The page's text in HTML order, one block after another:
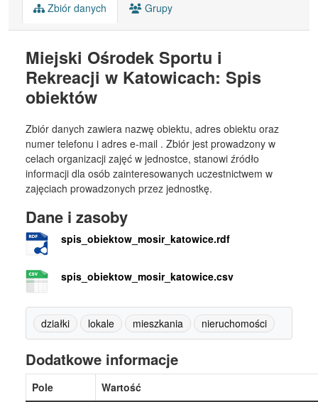
Zbiór danych Grupy
Miejski Ośrodek Sportu i
Rekreacji w Katowicach: Spis
obiektów
Zbiór danych zawiera nazwę obiektu, adres obiektu oraz
numer telefonu i adres e-mail . Zbiór jest prowadzony w
celach organizacji zajęć w jednostce, stanowi źródło
informacji dla osób zainteresowanych uczestnictwem w
zajęciach prowadzonych przez jednostkę.
Dane i zasoby
spis_obiektow_mosir_katowice.rdf
spis_obiektow_mosir_katowice.csv
działki lokale mieszkania nieruchomości
Dodatkowe informacje
Pole
Wartość